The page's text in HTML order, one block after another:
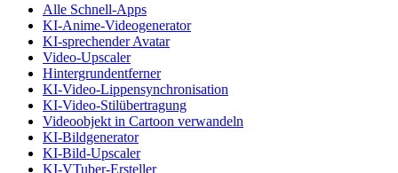
Alle Schnell-Apps
KI-Anime-Videogenerator
KI-sprechender Avatar
Video-Upscaler
Hintergrundentferner
KI-Video-Lippensynchronisation
KI-Video-Stilübertragung
Videoobjekt in Cartoon verwandeln
KI-Bildgenerator
KI-Bild-Upscaler
KI-VTuber-Ersteller